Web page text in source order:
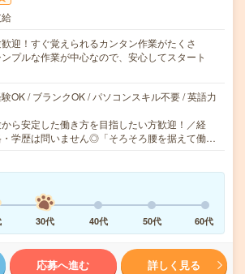
歓迎！すぐ覚えられるカンタン作業がたくさ
プルな作業が中心なので、安心してスタート
OK / ブランクOK / パソコンスキル不要 / 英語力
ら安定した働き方を目指したい方歓迎！／経
学歴は問いません◎「そろそろ腰を据えて働…
30代 40代 50代 60代
応募へ進む 詳しく見る